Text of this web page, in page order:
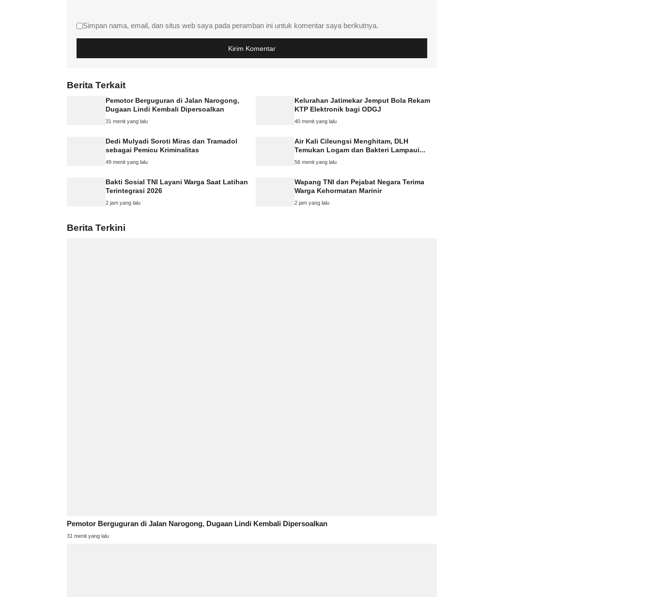
Simpan nama, email, dan situs web saya pada peramban ini untuk komentar saya berikutnya.
Berita Terkait
Pemotor Berguguran di Jalan Narogong,
Dugaan Lindi Kembali Dipersoalkan
31 menit yang lalu
Kelurahan Jatimekar Jemput Bola Rekam
KTP Elektronik bagi ODGJ
40 menit yang lalu
Dedi Mulyadi Soroti Miras dan Tramadol
sebagai Pemicu Kriminalitas
49 menit yang lalu
Air Kali Cileungsi Menghitam, DLH
Temukan Logam dan Bakteri Lampaui...
56 menit yang lalu
Bakti Sosial TNI Layani Warga Saat Latihan
Terintegrasi 2026
2 jam yang lalu
Wapang TNI dan Pejabat Negara Terima
Warga Kehormatan Marinir
2 jam yang lalu
Berita Terkini
Pemotor Berguguran di Jalan Narogong, Dugaan Lindi Kembali Dipersoalkan
31 menit yang lalu